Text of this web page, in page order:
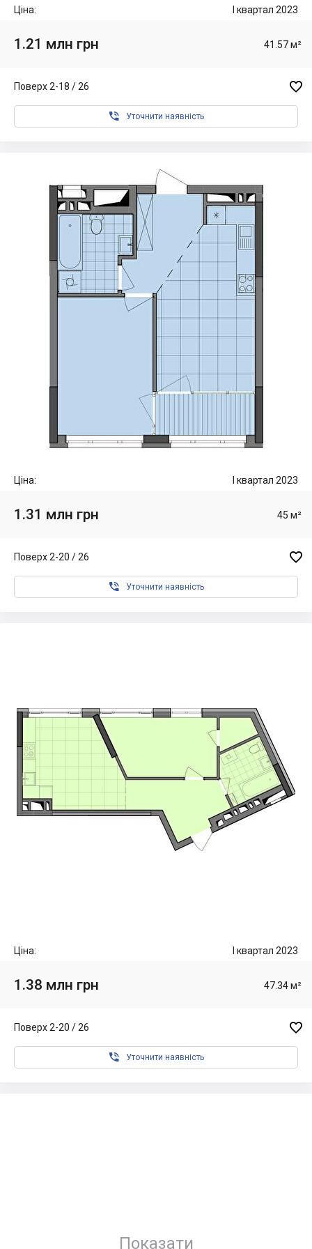
Ціна: I квартал 2023
1.21 млн грн 41.57 м²
Поверх 2-18 / 26 
 Уточнити наявність
Ціна: I квартал 2023
1.31 млн грн 45 м²
Поверх 2-20 / 26 
 Уточнити наявність
Ціна: I квартал 2023
1.38 млн грн 47.34 м²
Поверх 2-20 / 26 
 Уточнити наявність
Показати